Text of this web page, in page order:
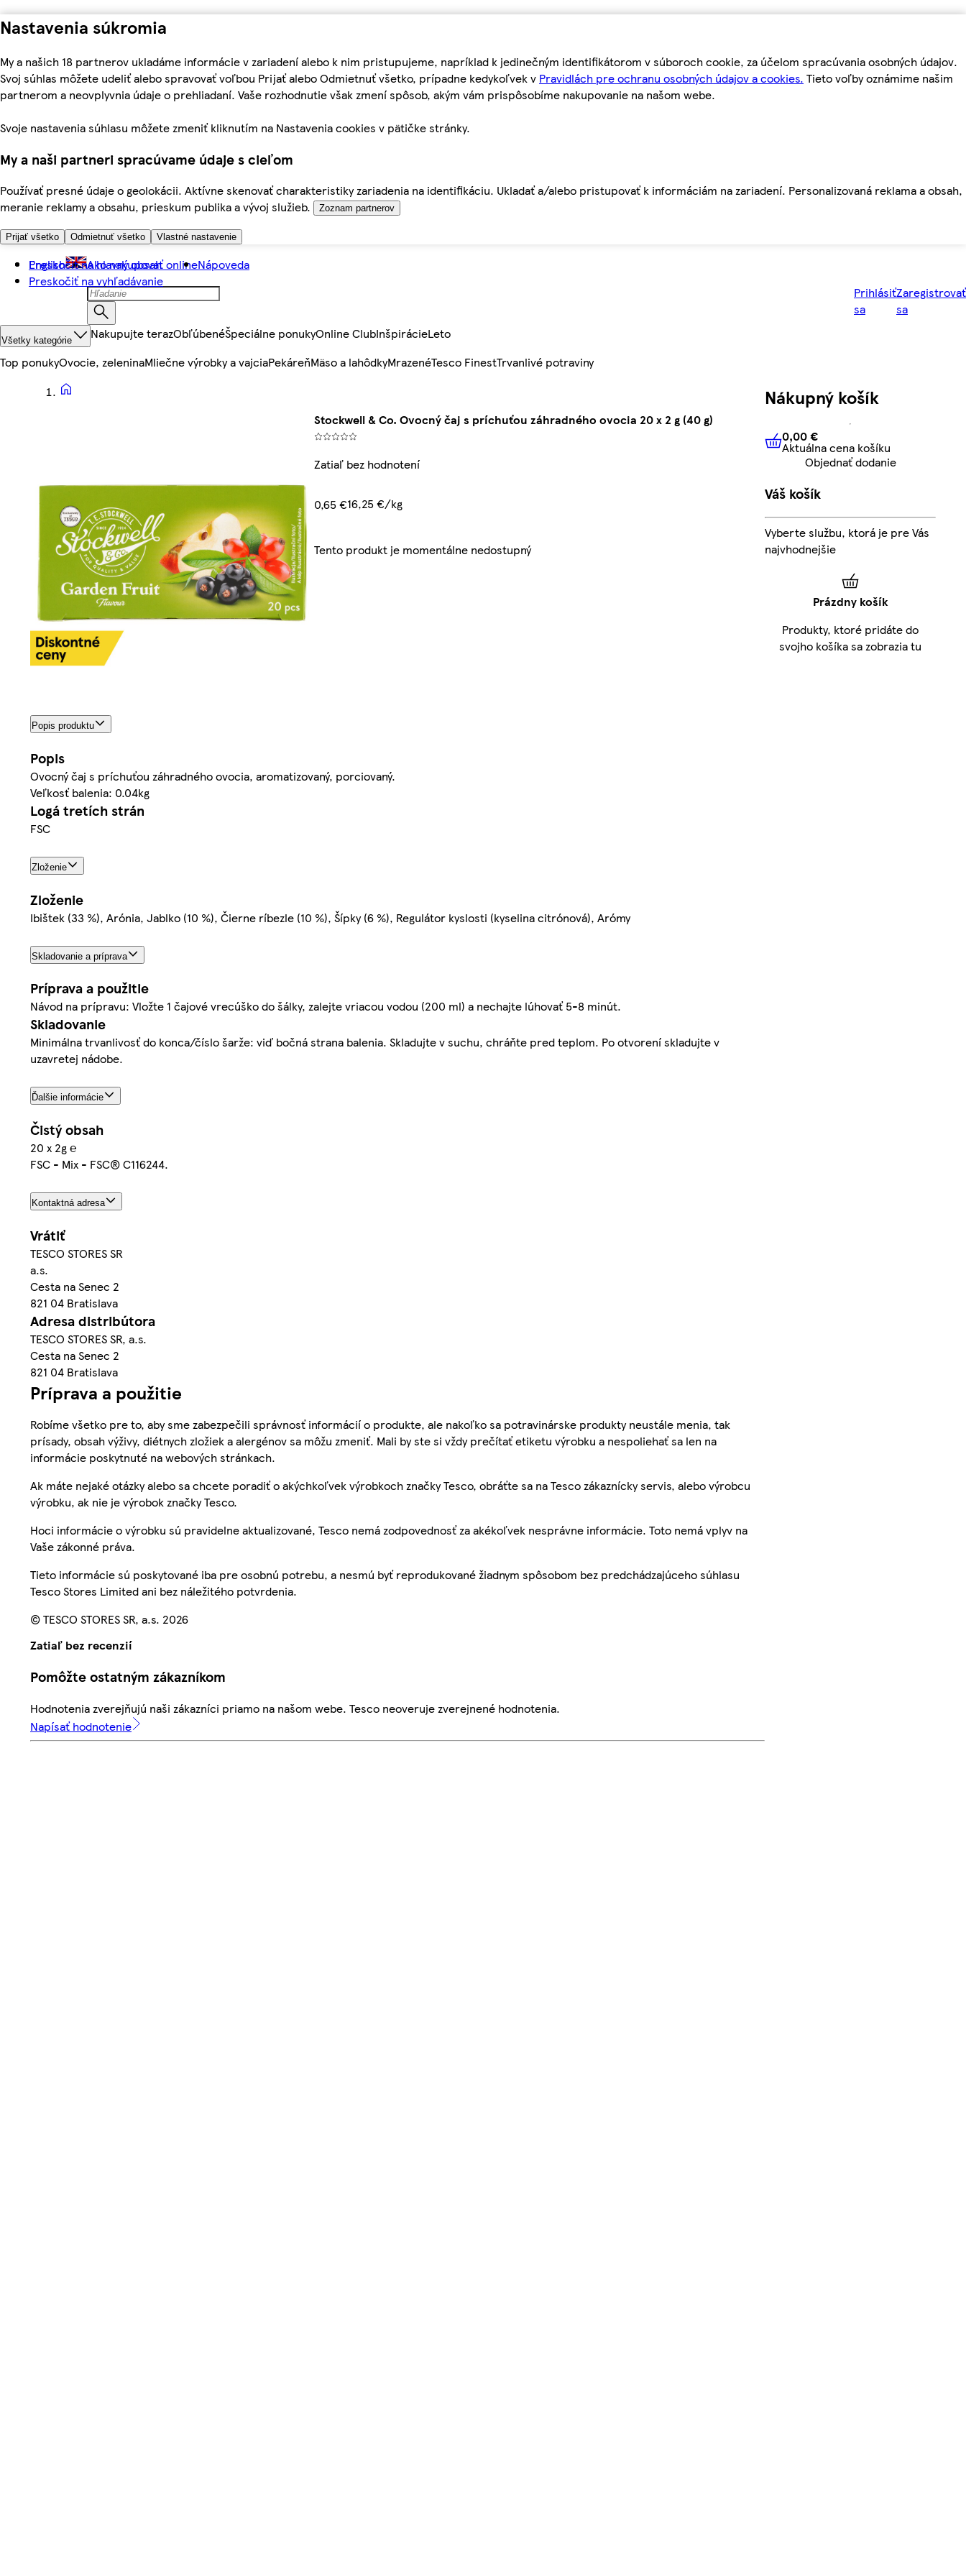
Nastavenia súkromia
My a našich 18 partnerov ukladáme informácie v zariadení alebo k nim pristupujeme, napríklad k jedinečným identifikátorom v súboroch cookie, za účelom spracúvania osobných údajov.
Svoj súhlas môžete udeliť alebo spravovať voľbou Prijať alebo Odmietnuť všetko, prípadne kedykoľvek v Pravidlách pre ochranu osobných údajov a cookies. Tieto voľby oznámime našim
partnerom a neovplyvnia údaje o prehliadaní. Vaše rozhodnutie však zmení spôsob, akým vám prispôsobíme nakupovanie na našom webe.
Svoje nastavenia súhlasu môžete zmeniť kliknutím na Nastavenia cookies v pätičke stránky.
My a naši partneri spracúvame údaje s cieľom
Používať presné údaje o geolokácii. Aktívne skenovať charakteristiky zariadenia na identifikáciu. Ukladať a/alebo pristupovať k informáciám na zariadení. Personalizovaná reklama a obsah,
meranie reklamy a obsahu, prieskum publika a vývoj služieb.
Zoznam partnerov
Prijať všetko Odmietnuť všetko Vlastné nastavenie
Preskočiť na hlavný obsah
Preskočiť na vyhľadávanie
English Ako nakupovať onlineNápoveda
Prihlásiť
sa
Zaregistrovať
sa
Všetky kategórie Nakupujte terazObľúbenéŠpeciálne ponukyOnline ClubInšpirácieLeto
Top ponukyOvocie, zeleninaMliečne výrobky a vajciaPekáreňMäso a lahôdkyMrazenéTesco FinestTrvanlivé potraviny
Stockwell & Co. Ovocný čaj s príchuťou záhradného ovocia 20 x 2 g (40 g)
Zatiaľ bez hodnotení
0,65 €16,25 €/kg
Tento produkt je momentálne nedostupný
Popis produktu
Popis
Ovocný čaj s príchuťou záhradného ovocia, aromatizovaný, porciovaný.
Veľkosť balenia: 0.04kg
Logá tretích strán
FSC
Zloženie
Zloženie
Ibištek (33 %), Arónia, Jablko (10 %), Čierne ríbezle (10 %), Šípky (6 %), Regulátor kyslosti (kyselina citrónová), Arómy
Skladovanie a príprava
Príprava a použitie
Návod na prípravu: Vložte 1 čajové vrecúško do šálky, zalejte vriacou vodou (200 ml) a nechajte lúhovať 5-8 minút.
Skladovanie
Minimálna trvanlivosť do konca/číslo šarže: viď bočná strana balenia. Skladujte v suchu, chráňte pred teplom. Po otvorení skladujte v
uzavretej nádobe.
Ďalšie informácie
Čistý obsah
20 x 2g ℮
FSC - Mix - FSC® C116244.
Kontaktná adresa
Vrátiť
TESCO STORES SR
a.s.
Cesta na Senec 2
821 04 Bratislava
Adresa distribútora
TESCO STORES SR, a.s.
Cesta na Senec 2
821 04 Bratislava
Príprava a použitie
Robíme všetko pre to, aby sme zabezpečili správnosť informácií o produkte, ale nakoľko sa potravinárske produkty neustále menia, tak
prísady, obsah výživy, diétnych zložiek a alergénov sa môžu zmeniť. Mali by ste si vždy prečítať etiketu výrobku a nespoliehať sa len na
informácie poskytnuté na webových stránkach.
Ak máte nejaké otázky alebo sa chcete poradiť o akýchkoľvek výrobkoch značky Tesco, obráťte sa na Tesco zákaznícky servis, alebo výrobcu
výrobku, ak nie je výrobok značky Tesco.
Hoci informácie o výrobku sú pravidelne aktualizované, Tesco nemá zodpovednosť za akékoľvek nesprávne informácie. Toto nemá vplyv na
Vaše zákonné práva.
Tieto informácie sú poskytované iba pre osobnú potrebu, a nesmú byť reprodukované žiadnym spôsobom bez predchádzajúceho súhlasu
Tesco Stores Limited ani bez náležitého potvrdenia.
© TESCO STORES SR, a.s. 2026
Zatiaľ bez recenzií
Pomôžte ostatným zákazníkom
Hodnotenia zverejňujú naši zákazníci priamo na našom webe. Tesco neoveruje zverejnené hodnotenia.
Napísať hodnotenie
Nákupný košík
0,00 € Aktuálna cena košíku
0,00 €
Aktuálna cena košíku
Objednať dodanie
Váš košík
Vyberte službu, ktorá je pre Vás
najvhodnejšie
Prázdny košík
Produkty, ktoré pridáte do
svojho košíka sa zobrazia tu